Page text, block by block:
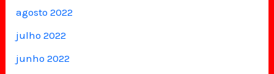
agosto 2022
julho 2022
junho 2022